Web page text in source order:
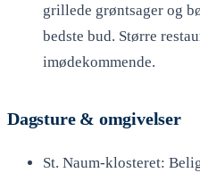
grillede grøntsager og
bedste bud. Større
imødekommende.
Dagsture & omgivelser
St. Naum-klosteret: